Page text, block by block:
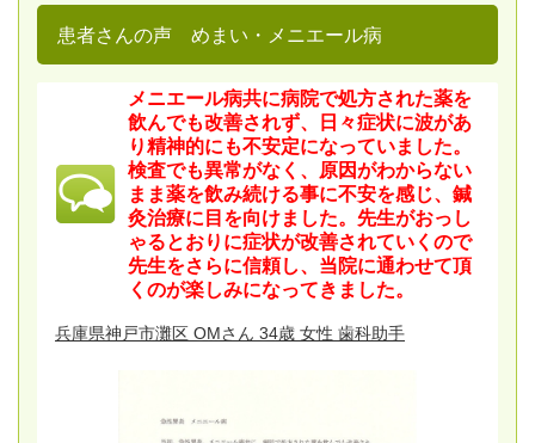
患者さんの声 めまい・メニエール病
メニエール病共に病院で処方された薬を
飲んでも改善されず、日々症状に波があ
り精神的にも不安定になっていました。
検査でも異常がなく、原因がわからない
まま薬を飲み続ける事に不安を感じ、鍼
灸治療に目を向けました。先生がおっし
ゃるとおりに症状が改善されていくので
先生をさらに信頼し、当院に通わせて頂
くのが楽しみになってきました。
兵庫県神戸市灘区 OMさん 34歳 女性 歯科助手